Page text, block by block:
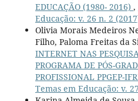
EDUCAÇÃO (1980- 2016) ,
Educação: v. 26 n. 2
Olivia Morais Medeiros
Filho, Paloma Freitas da
INTERNET NAS
PROGRAMA DE PÓS-
PROFISSIONAL PPGEP-
Temas em Educação: v.